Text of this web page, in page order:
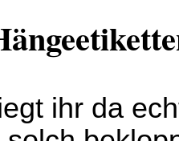
ihr da